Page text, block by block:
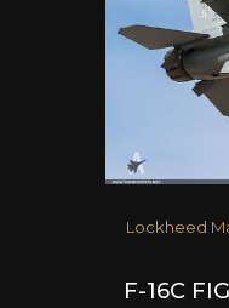
Lockheed
F-16C